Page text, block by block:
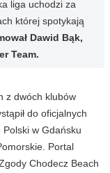
liga uchodzi za
której spotykają
Dawid Bąk,
Team.
z dwóch klubów
do oficjalnych
Polski w Gdańsku
Portal
Chodecz Beach